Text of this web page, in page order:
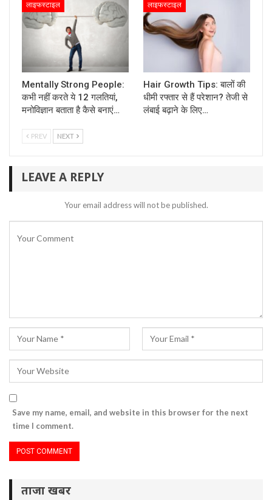
लाइफस्टाइल
Mentally Strong People:
कभी नहीं करते ये 12 गलतियां,
मनोविज्ञान बताता है कैसे बनाएं…
लाइफस्टाइल
Hair Growth Tips: बालों की
धीमी रफ्तार से हैं परेशान? तेजी से
लंबाई बढ़ाने के लिए…
PREV NEXT
LEAVE A REPLY
Your email address will not be published.
Save my name, email, and website in this browser for the next
time I comment.
ताजा खबर